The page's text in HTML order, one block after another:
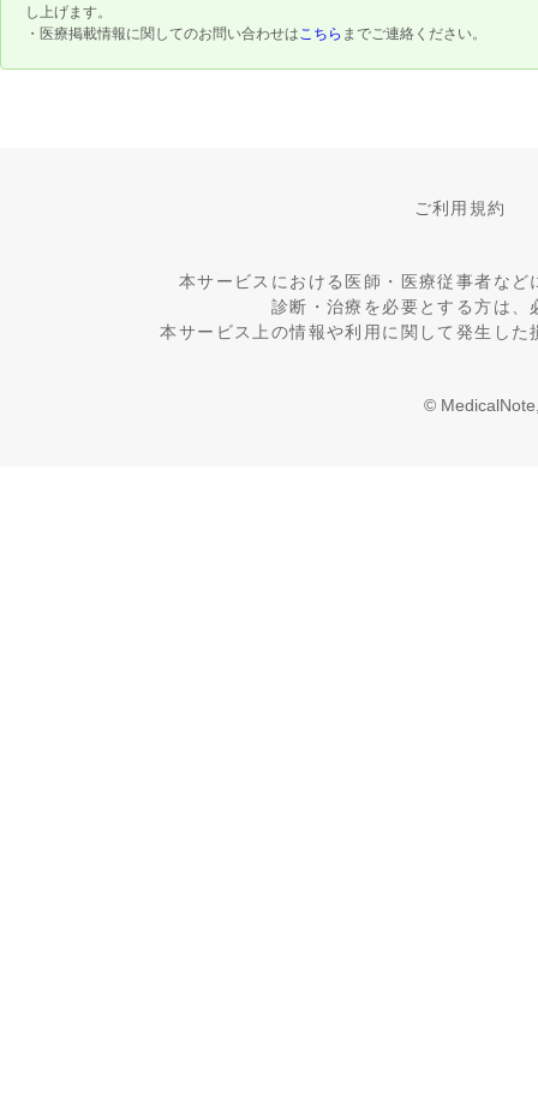
し上げます。
・医療掲載情報に関してのお問い合わせはこちら までご連絡ください。
ご利用規約
本サービスにおける医師・医療従事者な
診断・治療を必要とする方は
本サービス上の情報や利用に関して発生し
©